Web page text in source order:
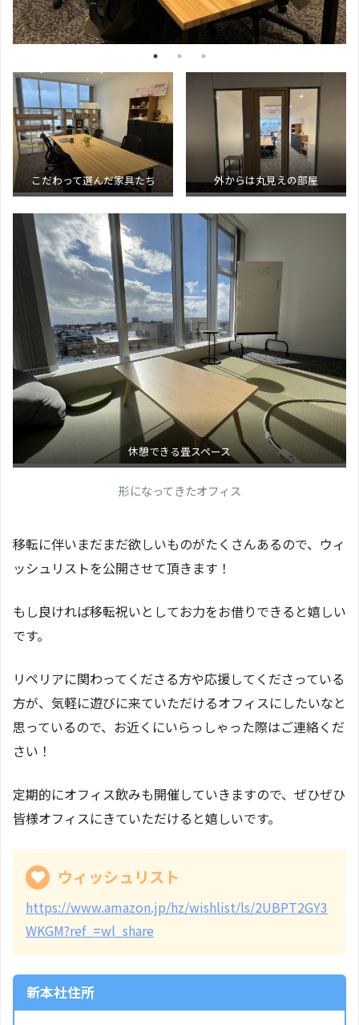
こだわって選んだ家具たち 外からは丸見えの部屋
休憩できる畳スペース
形になってきたオフィス
移転に伴いまだまだ欲しいものがたくさんあるので、ウィ
ッシュリストを公開させて頂きます！
もし良ければ移転祝いとしてお力をお借りできると嬉しい
です。
リペリアに関わってくださる方や応援してくださっている
方が、気軽に遊びに来ていただけるオフィスにしたいなと
思っているので、お近くにいらっしゃった際はご連絡くだ
さい！
定期的にオフィス飲みも開催していきますので、ぜひぜひ
皆様オフィスにきていただけると嬉しいです。
ウィッシュリスト
https://www.amazon.jp/hz/wishlist/ls/2UBPT2GY3
WKGM?ref_=wl_share
新本社住所